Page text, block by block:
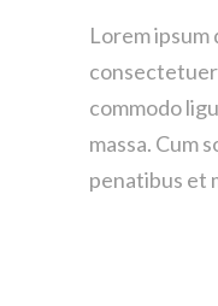
Lorem ipsum
commodo
massa. Cum
penatibus et